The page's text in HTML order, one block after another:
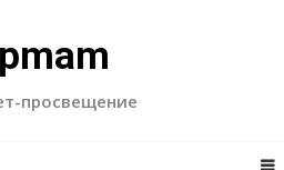
просвещение